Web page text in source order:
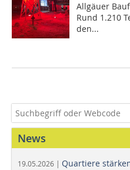
Allgäuer
Rund 1.210
den...
News
19.05.2026 | Quartiere